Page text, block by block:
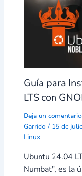
Guía para
LTS con
Deja un comentario
Garrido / 15 de
Linux
Ubuntu 24.04
Numbat", es la